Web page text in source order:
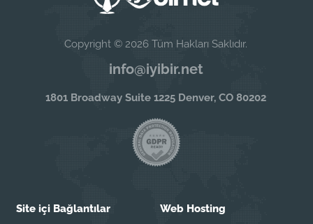
Copyright © 2026 Tüm Hakları Saklıdır.
info@iyibir.net
1801 Broadway Suite 1225 Denver, CO 80202
Site içi Bağlantılar Web Hosting